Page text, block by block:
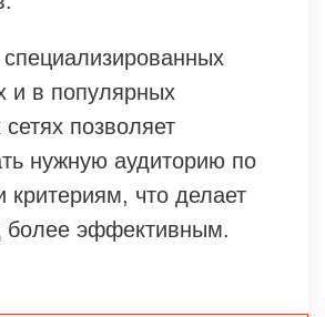
и в популярных
позволяет
нужную аудиторию по
критериям, что делает
более эффективным.